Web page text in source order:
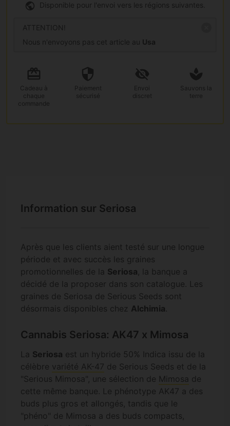
Disponible pour l'envoi vers les régions suivantes.
ATTENTION!
Nous n'envoyons pas cet article au Usa
Cadeau à
chaque
commande
Paiement
sécurisé
Envoi
discret
Sauvons la
terre
Information sur Seriosa
Après que les clients aient testé sur une longue
période et avec succès les graines
promotionnelles de la Seriosa, la banque a
décidé de la proposer dans son catalogue. Les
graines de Seriosa de Serious Seeds sont
désormais disponibles chez Alchimia.
Cannabis Seriosa: AK47 x Mimosa
La Seriosa est un hybride 50% Indica issu de la
célèbre variété AK-47 de Serious Seeds et de la
"Serious Mimosa", une sélection de Mimosa de
cette même banque. Le phénotype AK47 a des
buds plus gros et allongés, tandis que le
"phéno" de Mimosa a des buds compacts,